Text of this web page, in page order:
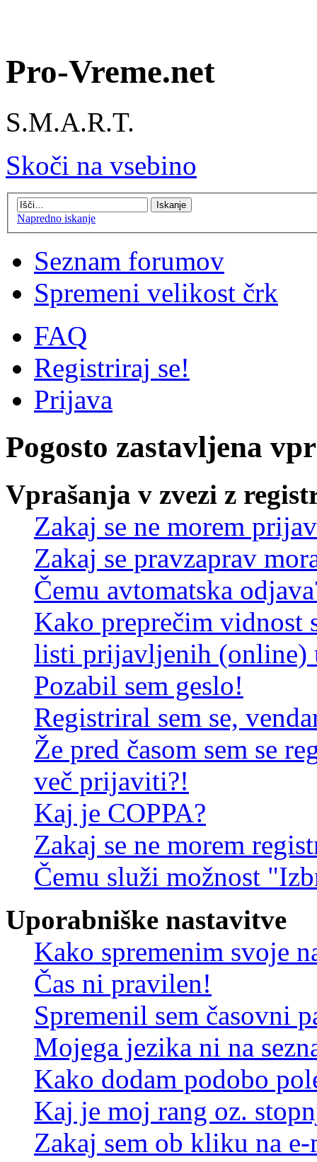
Pro-Vreme.net
S.M.A.R.T.
Skoči na vsebino
Napredno iskanje
Seznam forumov
Spremeni velikost črk
FAQ
Registriraj se!
Prijava
Pogosto zastavljena
Vprašanja v zvezi z
Zakaj se ne morem
Zakaj se pravzaprav
Čemu avtomatska
Kako preprečim vidnost
listi prijavljenih (online)
Pozabil sem geslo!
Registriral sem se,
Že pred časom sem se
več prijaviti?!
Kaj je COPPA?
Zakaj se ne morem
Čemu služi možnost
Uporabniške nastavitve
Kako spremenim svoje
Čas ni pravilen!
Spremenil sem časovni
Mojega jezika ni na
Kako dodam podobo
Kaj je moj rang oz.
Zakaj sem ob kliku na